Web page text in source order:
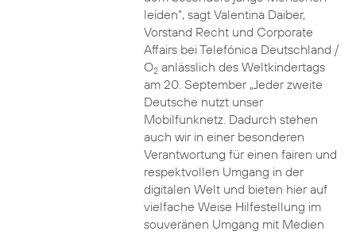
leiden“, sagt Valentina Daiber,
Vorstand Recht und Corporate
Affairs bei Telefónica Deutschland /
O2anlässlich des Weltkindertags
am 20. September „Jeder zweite
Deutsche nutzt unser
Mobilfunknetz. Dadurch stehen
auch wir in einer besonderen
Verantwortung für einen fairen und
respektvollen Umgang in der
digitalen Welt und bieten hier auf
vielfache Weise Hilfestellung im
souveränen Umgang mit Medien